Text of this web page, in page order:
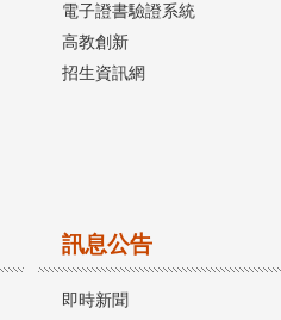
電子證書驗證系統
高教創新
招生資訊網
訊息公告
即時新聞